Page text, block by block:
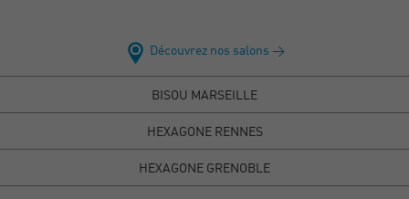
Découvrez nos salons >
BISOU MARSEILLE
HEXAGONE RENNES
HEXAGONE GRENOBLE